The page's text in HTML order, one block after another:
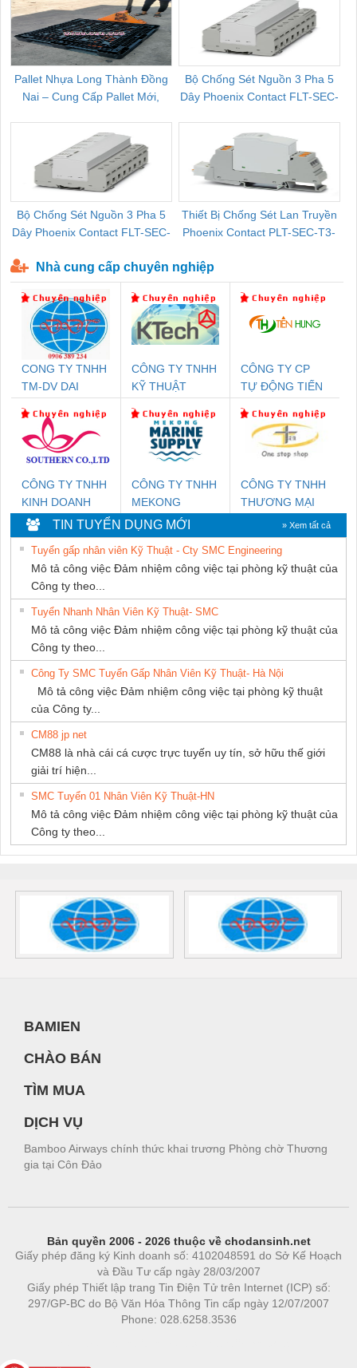
Pallet Nhựa Long Thành Đồng
Nai – Cung Cấp Pallet Mới,
Bộ Chống Sét Nguồn 3 Pha 5
Dây Phoenix Contact FLT-SEC-
Bộ Chống Sét Nguồn 3 Pha 5
Dây Phoenix Contact FLT-SEC-
Thiết Bị Chống Sét Lan Truyền
Phoenix Contact PLT-SEC-T3-
Nhà cung cấp chuyên nghiệp
CONG TY TNHH
TM-DV DAI
CÔNG TY TNHH
KỸ THUẬT
NAM
CÔNG TY CP
TỰ ĐỘNG TIẾN
CÔNG TY TNHH
KINH DOANH
DỊCH VỤ XNK
PHƯƠNG NAM
CÔNG TY TNHH
MEKONG
MARINE
SUPPLY
CÔNG TY TNHH
THƯƠNG MẠI
THIÊN ÂN VIỆT
NAM
TIN TUYỂN DỤNG MỚI » Xem tất cả
Tuyển gấp nhân viên Kỹ Thuật - Cty SMC Engineering
Mô tả công việc Đảm nhiệm công việc tại phòng kỹ thuật của
Công ty theo...
Tuyển Nhanh Nhân Viên Kỹ Thuật- SMC
Mô tả công việc Đảm nhiệm công việc tại phòng kỹ thuật của
Công ty theo...
Công Ty SMC Tuyển Gấp Nhân Viên Kỹ Thuật- Hà Nội
Mô tả công việc Đảm nhiệm công việc tại phòng kỹ thuật
của Công ty...
CM88 jp net
CM88 là nhà cái cá cược trực tuyến uy tín, sở hữu thế giới
giải trí hiện...
SMC Tuyển 01 Nhân Viên Kỹ Thuật-HN
Mô tả công việc Đảm nhiệm công việc tại phòng kỹ thuật của
Công ty theo...
BAMIEN
CHÀO BÁN
TÌM MUA
DỊCH VỤ
Bamboo Airways chính thức khai trương Phòng chờ Thương
gia tại Côn Đảo
Bản quyền 2006 - 2026 thuộc về chodansinh.net
Giấy phép đăng ký Kinh doanh số: 4102048591 do Sở Kế Hoạch
và Đầu Tư cấp ngày 28/03/2007
Giấy phép Thiết lập trang Tin Điện Tử trên Internet (ICP) số:
297/GP-BC do Bộ Văn Hóa Thông Tin cấp ngày 12/07/2007
Phone: 028.6258.3536